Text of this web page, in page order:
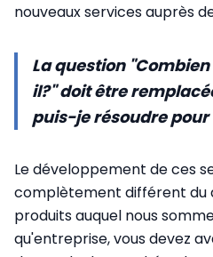
nouveaux services auprès
La question
il?" doit être
puis-je résoudre pour
Le développement de ces
complètement différent du
produits auquel nous
qu'entreprise, vous devez